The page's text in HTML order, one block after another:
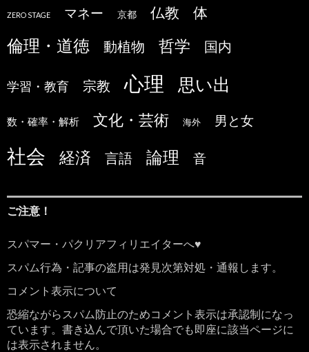
ZERO STAGE マネー 京都 仏教 体
倫理・道徳 動植物 哲学 国内
学習・教育 宗教 心理 思い出
数・確率・解析 文化・芸術 海外 男と女
社会 経済 言語 論理 音
ご注意！
スパマー・パクリアフィリエイターへ♥
スパム行為・記事の盗用は発見次第対処・通報します。
コメント表示について
恐縮ながらスパム防止のためコメント表示は承認制になっ
ています。書き込んで頂いた場合でも即座に該当ページに
は表示されません。